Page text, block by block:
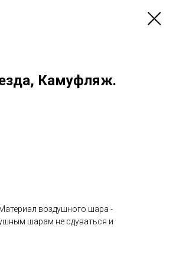
Камуфляж.
воздушного шара -
шарам не сдуваться и